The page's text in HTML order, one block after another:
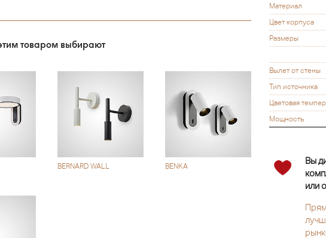
товаром выбирают
BERNARD WALL BENKA
Материал
Цвет корпуса
Размеры
Вылет от стены
Тип источника
Цветовая
Мощность
Вы
или